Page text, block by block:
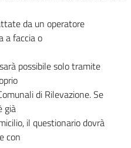
da un operatore
a faccia o
possibile solo tramite
di Rilevazione. Se
già
il questionario dovrà
con